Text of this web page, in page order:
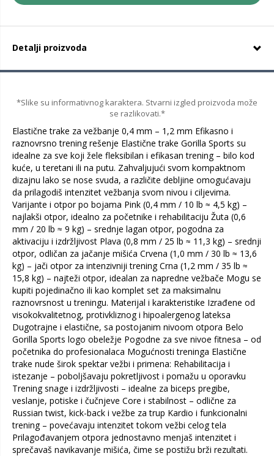
Detalji proizvoda
*Slike su informativnog karaktera. Stvarni izgled proizvoda može
se razlikovati.*
Elastične trake za vežbanje 0,4 mm – 1,2 mm Efikasno i
raznovrsno trening rešenje Elastične trake Gorilla Sports su
idealne za sve koji žele fleksibilan i efikasan trening – bilo kod
kuće, u teretani ili na putu. Zahvaljujući svom kompaktnom
dizajnu lako se nose svuda, a različite debljine omogućavaju
da prilagodiš intenzitet vežbanja svom nivou i ciljevima.
Varijante i otpor po bojama Pink (0,4 mm / 10 lb ≈ 4,5 kg) –
najlakši otpor, idealno za početnike i rehabilitaciju Žuta (0,6
mm / 20 lb ≈ 9 kg) – srednje lagan otpor, pogodna za
aktivaciju i izdržljivost Plava (0,8 mm / 25 lb ≈ 11,3 kg) – srednji
otpor, odličan za jačanje mišića Crvena (1,0 mm / 30 lb ≈ 13,6
kg) – jači otpor za intenzivniji trening Crna (1,2 mm / 35 lb ≈
15,8 kg) – najteži otpor, idealan za napredne vežbače Mogu se
kupiti pojedinačno ili kao komplet set za maksimalnu
raznovrsnost u treningu. Materijal i karakteristike Izrađene od
visokokvalitetnog, protivkliznog i hipoalergenog lateksa
Dugotrajne i elastične, sa postojanim nivoom otpora Belo
Gorilla Sports logo obeležje Pogodne za sve nivoe fitnesa – od
početnika do profesionalaca Mogućnosti treninga Elastične
trake nude širok spektar vežbi i primena: Rehabilitacija i
istezanje – poboljšavaju pokretljivost i pomažu u oporavku
Trening snage i izdržljivosti – idealne za biceps pregibe,
veslanje, potiske i čučnjeve Core i stabilnost – odlične za
Russian twist, kick-back i vežbe za trup Kardio i funkcionalni
trening – povećavaju intenzitet tokom vežbi celog tela
Prilagođavanjem otpora jednostavno menjaš intenzitet i
sprečavaš navikavanje mišića, čime se postižu brži rezultati.